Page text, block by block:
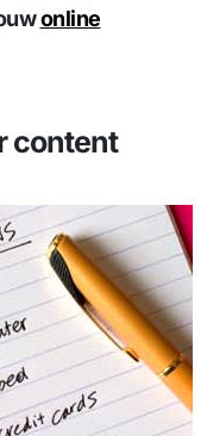
online
content